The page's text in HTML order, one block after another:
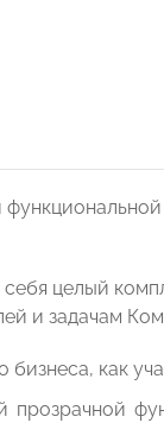
целый
и задачам
бизнеса, как